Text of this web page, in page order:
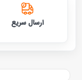
ارسال سریع